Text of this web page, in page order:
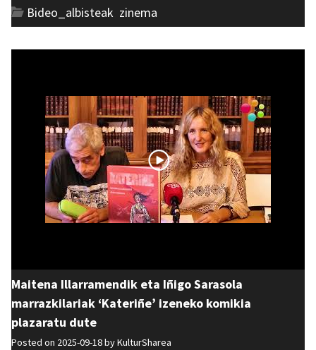
Bideo_albisteak zinema
Maitena Illarramendik eta Iñigo Sarasola
marrazkilariak ‘Kateriñe’ izeneko komikia
plazaratu dute
Posted on 2025-09-18 byKulturSharea